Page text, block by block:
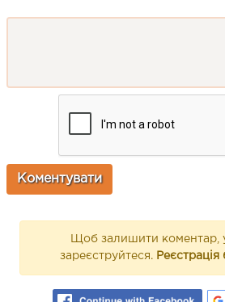
Щоб залишити коментар,
зареєструйтеся.